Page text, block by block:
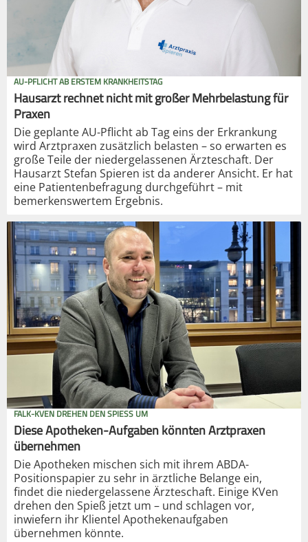
AU-PFLICHT AB ERSTEM KRANKHEITSTAG
Hausarzt rechnet nicht mit großer Mehrbelastung für
Praxen
Die geplante AU-Pflicht ab Tag eins der Erkrankung
wird Arztpraxen zusätzlich belasten – so erwarten es
große Teile der niedergelassenen Ärzteschaft. Der
Hausarzt Stefan Spieren ist da anderer Ansicht. Er hat
eine Patientenbefragung durchgeführt – mit
bemerkenswertem Ergebnis.
FALK-KVEN DREHEN DEN SPIESS UM
Diese Apotheken-Aufgaben könnten Arztpraxen
übernehmen
Die Apotheken mischen sich mit ihrem ABDA-
Positionspapier zu sehr in ärztliche Belange ein,
findet die niedergelassene Ärzteschaft. Einige KVen
drehen den Spieß jetzt um – und schlagen vor,
inwiefern ihr Klientel Apothekenaufgaben
übernehmen könnte.